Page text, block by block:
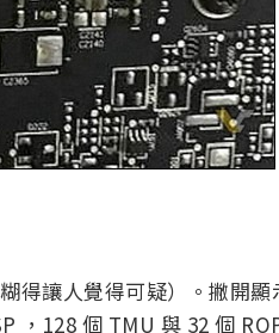
得讓人覺得可疑）。撇開顯
，128 個 TMU 與 32 個